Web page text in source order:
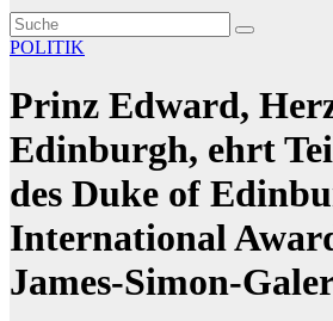
POLITIK
Prinz Edward,
Edinburgh, ehrt
des Duke of
International
James-Simon-